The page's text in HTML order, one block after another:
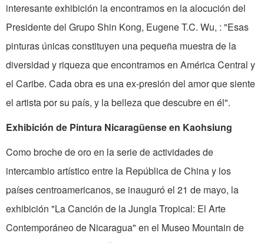
interesante exhibición la encontramos en la alocución del
Presidente del Grupo Shin Kong, Eugene T.C. Wu, : "Esas
pinturas únicas constitu­yen una pequeña muestra de la
diversidad y riqueza que encontramos en América Central y
el Caribe. Cada obra es una ex­-presión del amor que siente
el artista por su país, y la belleza que descubre en él".
Exhibición de Pintura Nicaragüense en Kaohsiung
Como broche de oro en la serie de actividades de
intercambio artístico entre la República de China y los
países centroamericanos, se inauguró el 21 de mayo, la
exhibición "La Canción de la Jungla Tropical: El Arte
Contemporáneo de Nicaragua" en el Museo Mountain de